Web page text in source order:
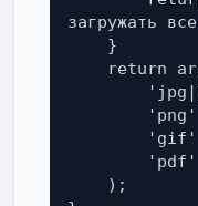
загружать все